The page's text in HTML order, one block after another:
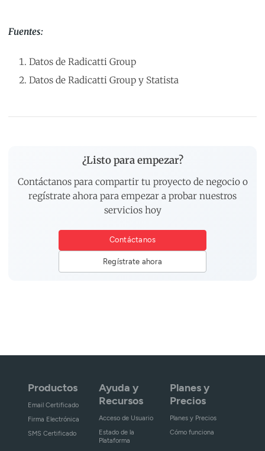
Fuentes:
Datos de Radicatti Group
Datos de Radicatti Group y Statista
¿Listo para empezar?
Contáctanos para compartir tu proyecto de negocio o
regístrate ahora para empezar a probar nuestros
servicios hoy
Contáctanos
Regístrate ahora
Productos
Email Certificado
Firma Electrónica
SMS Certificado
Ayuda y
Recursos
Acceso de Usuario
Estado de la
Plataforma
Planes y
Precios
Planes y Precios
Cómo funciona